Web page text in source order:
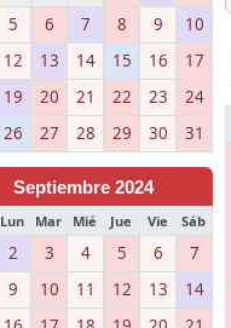
5 6 7 8 9
10
12 13 14 15 16
17
19 20 21 22 23
24
26 27 28 29 30 31
Septiembre 2024
Lun Mar Mié Jue Vie Sáb
2 3 4 5 6
7
9 10 11 12 13
14